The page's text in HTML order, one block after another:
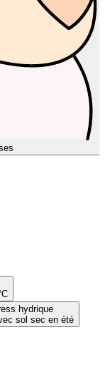
hydrique
sol sec en été